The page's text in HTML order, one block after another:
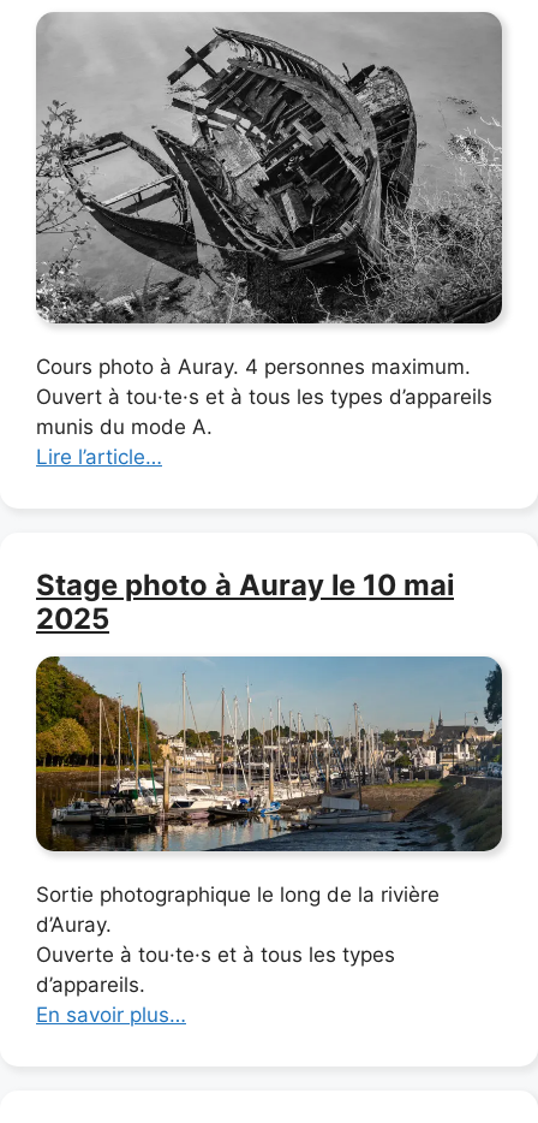
Cours photo à Auray. 4 personnes maximum.
Ouvert à tou·te·s et à tous les types d’appareils
munis du mode A.
Lire l’article…
Stage photo à Auray le 10 mai
2025
Sortie photographique le long de la rivière
d’Auray.
Ouverte à tou·te·s et à tous les types
d’appareils.
En savoir plus…